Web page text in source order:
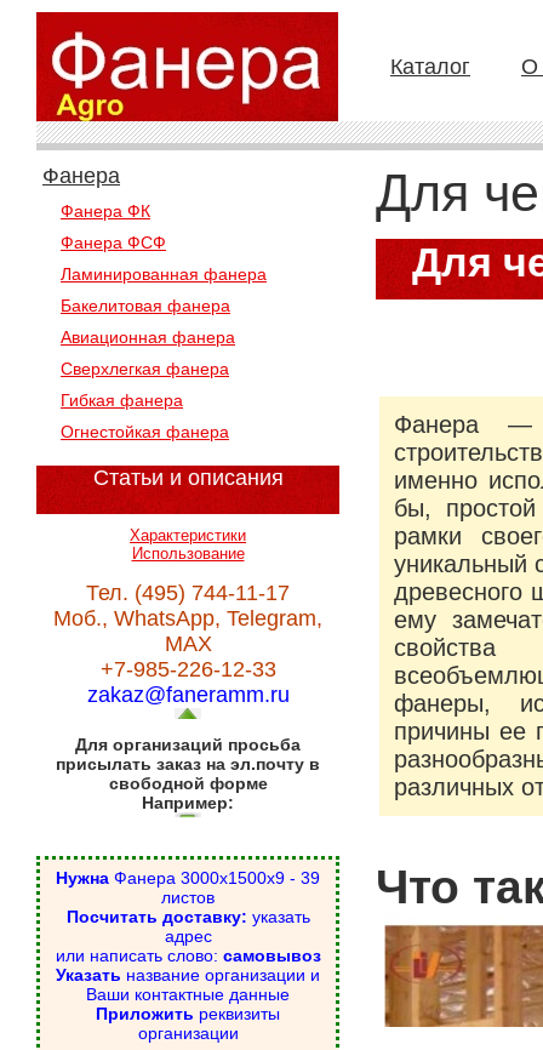
Каталог О
Фанера
Фанера ФК
Фанера ФСФ
Ламинированная фанера
Бакелитовая фанера
Авиационная фанера
Сверхлегкая фанера
Гибкая фанера
Огнестойкая фанера
Статьи и описания
Характеристики
Использование
Тел. (495) 744-11-17
Моб., WhatsApp, Telegram,
MAX
+7-985-226-12-33
zakaz@faneramm.ru
Для организаций просьба
присылать заказ на эл.почту в
свободной форме
Например:
Нужна Фанера 3000х1500х9 - 39
листов
Посчитать доставку: указать
адрес
или написать слово: самовывоз
Указать название организации и
Ваши контактные данные
Приложить реквизиты
организации
Для
Для
Фанера —
именно
бы,
рамки
уникальный
древесного
ему
фанеры,
причины ее
различных
Что